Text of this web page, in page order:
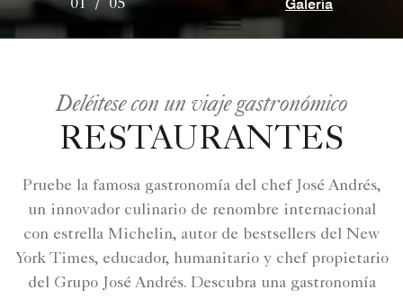
01 / 05 Galería
Deléitese con un viaje gastronómico
RESTAURANTES
Pruebe la famosa gastronomía del chef José Andrés,
un innovador culinario de renombre internacional
con estrella Michelin, autor de bestsellers del New
York Times, educador, humanitario y chef propietario
del Grupo José Andrés. Descubra una gastronomía